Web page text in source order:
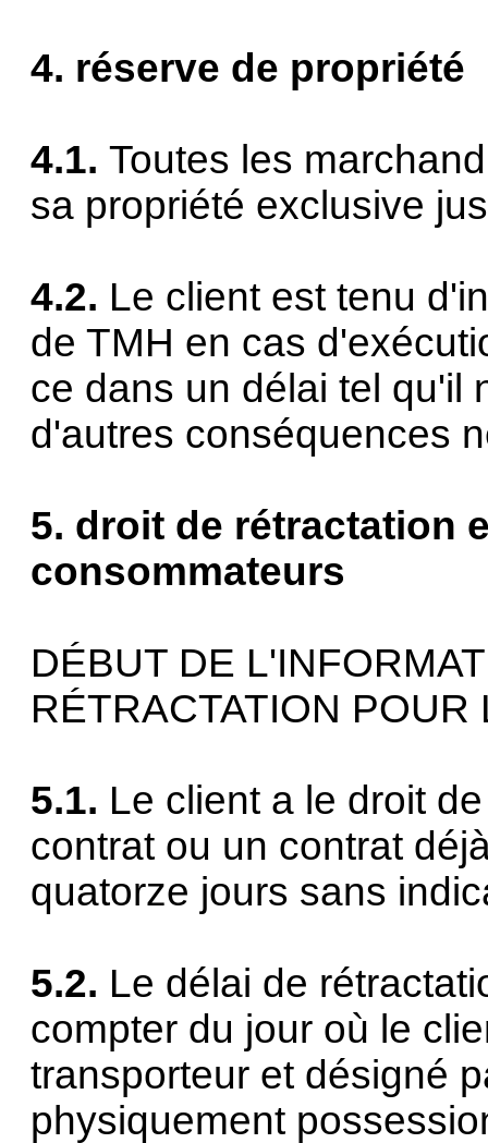
4. réserve de propriété
4.1. Toutes les
sa propriété exclusive
4.2. Le client est tenu
de TMH en cas
ce dans un délai tel qu'il
d'autres conséquences
5. droit de rétractation
consommateurs
DÉBUT DE
RÉTRACTATION
5.1. Le client a le droit
contrat ou un contrat
quatorze jours sans
5.2. Le délai de
compter du jour où le
transporteur et désigné
physiquement